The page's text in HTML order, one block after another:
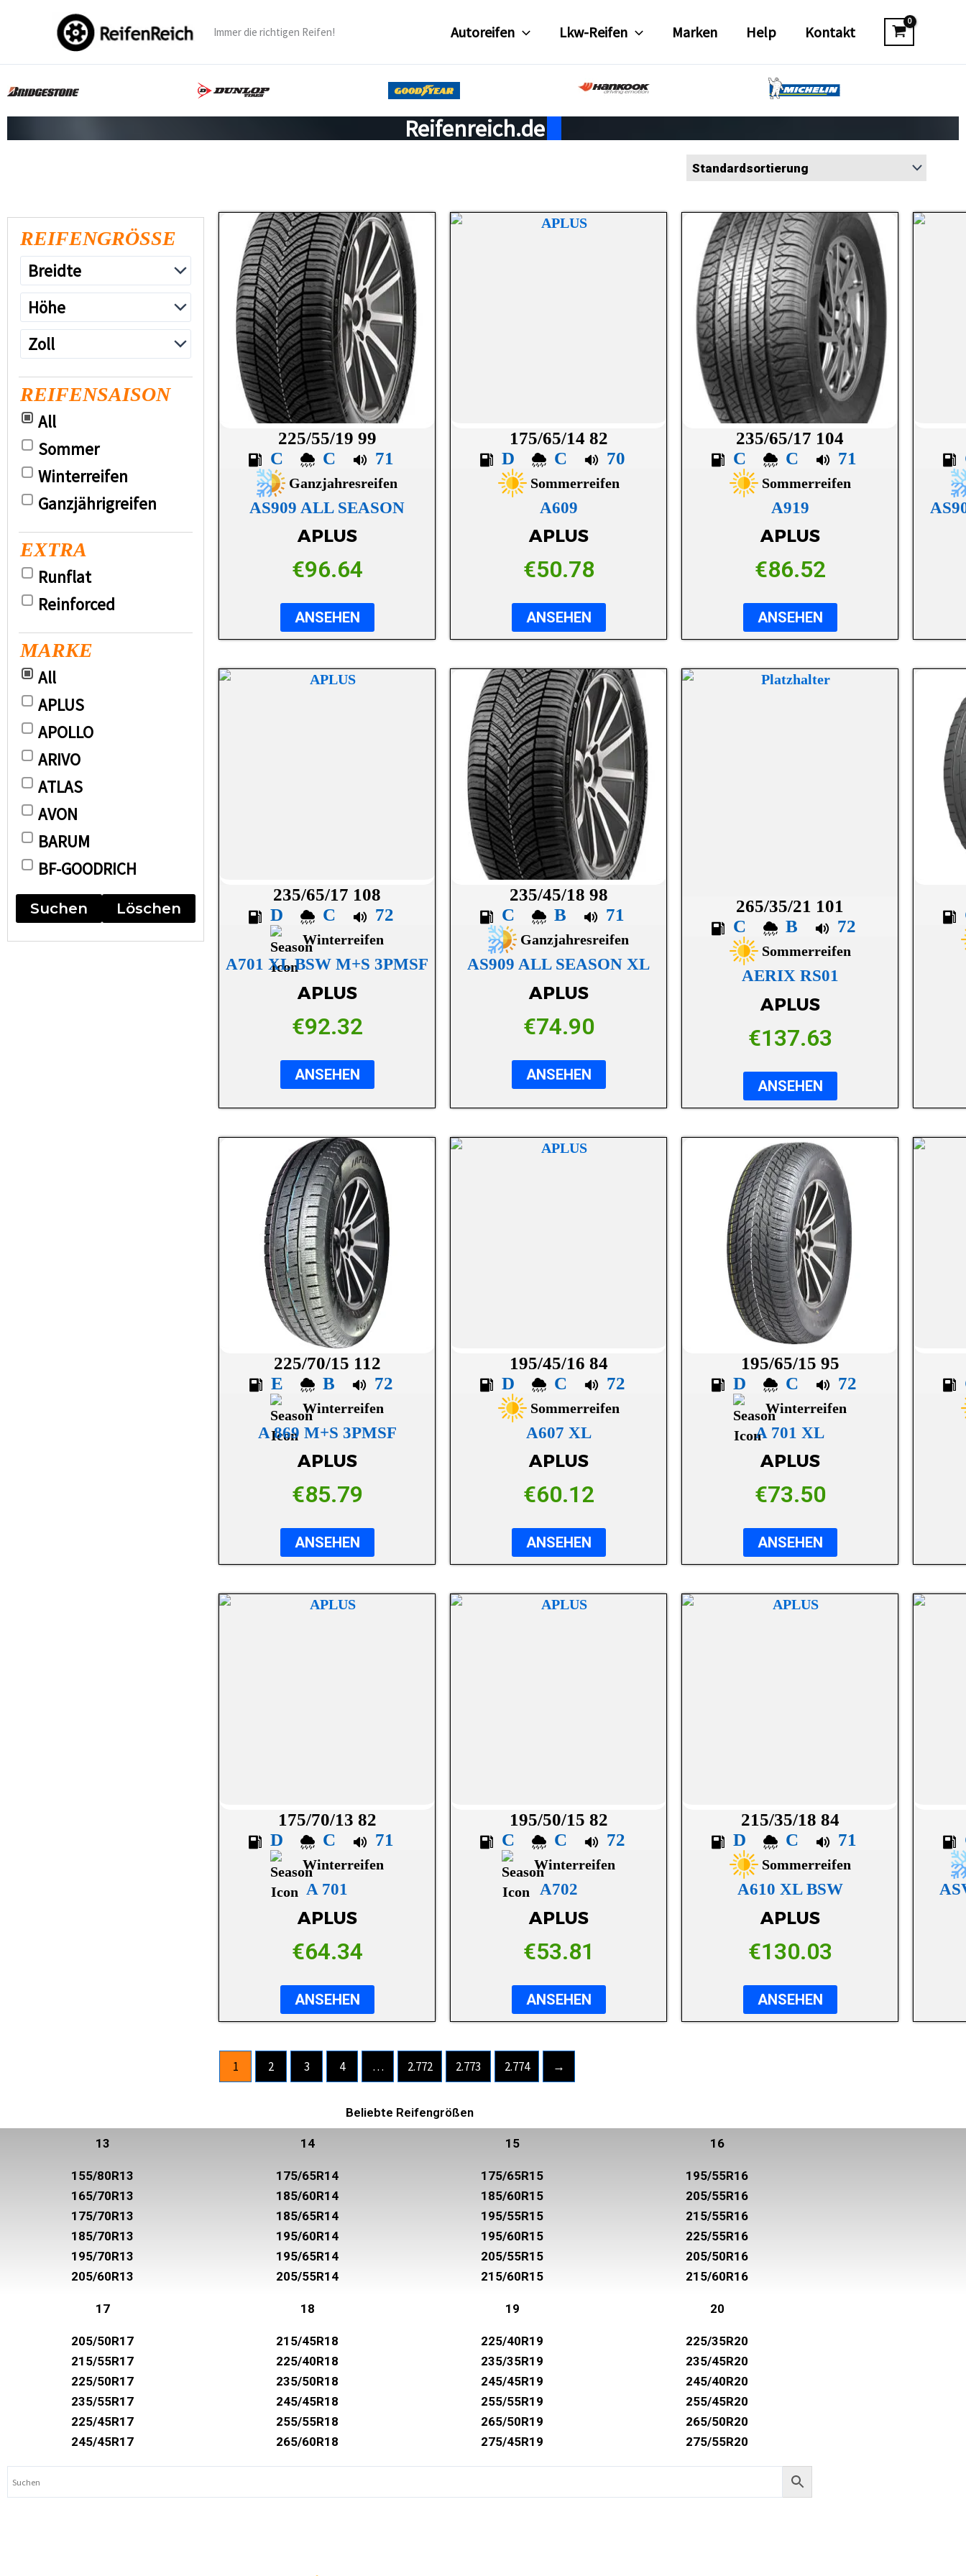
Immer die richtigen Reifen! Autoreifen Lkw-Reifen Marken Help Kontakt
Reifenreich.de
REIFENGRÖSSE
REIFENSAISON
All
Sommer
Winterreifen
Ganzjährigreifen
EXTRA
Runflat
Reinforced
MARKE
All
APLUS
APOLLO
ARIVO
ATLAS
AVON
BARUM
BF-GOODRICH
BRIDGESTONE
CONTINENTAL
WESTLAKE
YOKOHAMA
Suchen Löschen
225/55/19 99
C
C 71
Ganzjahresreifen
AS909 ALL SEASON
APLUS
€96.64
ANSEHEN
175/65/14 82
D
C 70
Sommerreifen
A609
APLUS
€50.78
ANSEHEN
235/65/17 104
C
C 71
Sommerreifen
A919
APLUS
€86.52
ANSEHEN
235/65/17 108
D
C 72
Winterreifen
A701 XL BSW M+S 3PMSF
APLUS
€92.32
ANSEHEN
235/45/18 98
C
B 71
Ganzjahresreifen
AS909 ALL SEASON XL
APLUS
€74.90
ANSEHEN
265/35/21 101
C
B 72
Sommerreifen
AERIX RS01
APLUS
€137.63
ANSEHEN
225/70/15 112
E
B 72
Winterreifen
A 869 M+S 3PMSF
APLUS
€85.79
ANSEHEN
195/45/16 84
D
C 72
Sommerreifen
A607 XL
APLUS
€60.12
ANSEHEN
195/65/15 95
D
C 72
Winterreifen
A 701 XL
APLUS
€73.50
ANSEHEN
175/70/13 82
D
C 71
Winterreifen
A 701
APLUS
€64.34
ANSEHEN
195/50/15 82
C
C 72
Winterreifen
A702
APLUS
€53.81
ANSEHEN
215/35/18 84
D
C 71
Sommerreifen
A610 XL BSW
APLUS
€130.03
ANSEHEN
1 2 3 4 … 2.772 2.773 2.774 →
Beliebte Reifengrößen
13
155/80R13
165/70R13
175/70R13
185/70R13
195/70R13
205/60R13
14
175/65R14
185/60R14
185/65R14
195/60R14
195/65R14
205/55R14
15
175/65R15
185/60R15
195/55R15
195/60R15
205/55R15
215/60R15
16
195/55R16
205/55R16
215/55R16
225/55R16
205/50R16
215/60R16
17
205/50R17
215/55R17
225/50R17
235/55R17
225/45R17
245/45R17
18
215/45R18
225/40R18
235/50R18
245/45R18
255/55R18
265/60R18
19
225/40R19
235/35R19
245/45R19
255/55R19
265/50R19
275/45R19
20
225/35R20
235/45R20
245/40R20
255/45R20
265/50R20
275/55R20